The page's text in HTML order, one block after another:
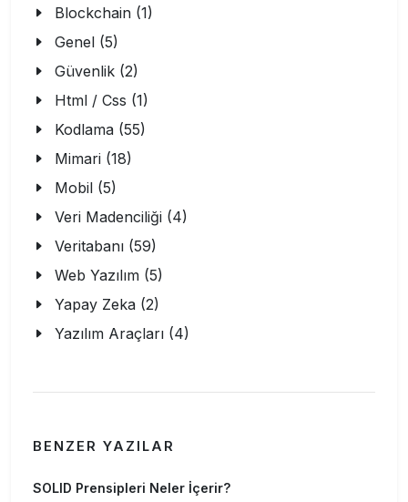
Blockchain (1)
Genel (5)
Güvenlik (2)
Html / Css (1)
Kodlama (55)
Mimari (18)
Mobil (5)
Veri Madenciliği (4)
Veritabanı (59)
Web Yazılım (5)
Yapay Zeka (2)
Yazılım Araçları (4)
BENZER YAZILAR
SOLID Prensipleri Neler İçerir?